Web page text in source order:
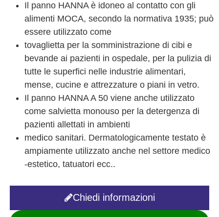
Il panno HANNA è idoneo al contatto con gli
alimenti MOCA, secondo la normativa 1935; può
essere utilizzato come
tovaglietta per la somministrazione di cibi e
bevande ai pazienti in ospedale, per la pulizia di
tutte le superfici nelle industrie alimentari,
mense, cucine e attrezzature o piani in vetro.
Il panno HANNA A 50 viene anche utilizzato
come salvietta monouso per la detergenza di
pazienti allettati in ambienti
medico sanitari. Dermatologicamente testato è
ampiamente utilizzato anche nel settore medico
-estetico, tatuatori ecc..
Chiedi informazioni